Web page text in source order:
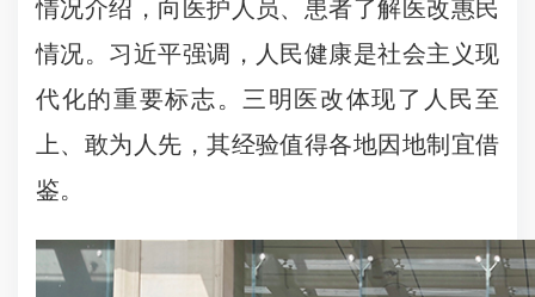
情况介绍，向医护人员、患者了解医改惠民
情况。习近平强调，人民健康是社会主义现
代化的重要标志。三明医改体现了人民至
上、敢为人先，其经验值得各地因地制宜借
鉴。